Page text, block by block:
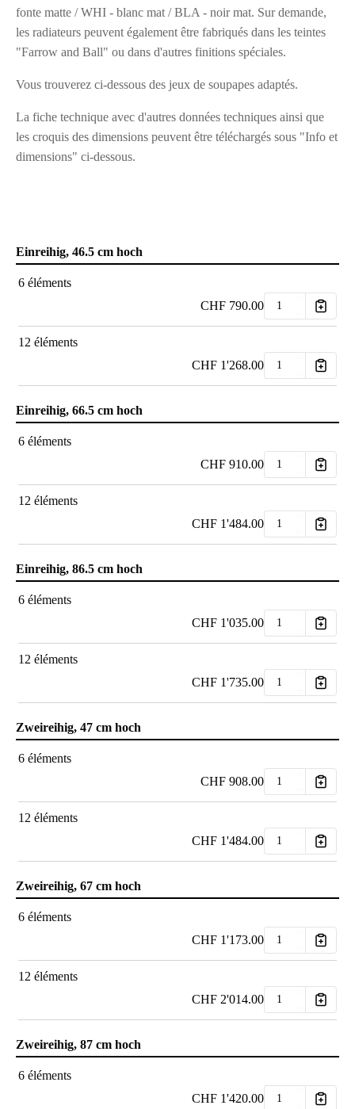
fonte matte / WHI - blanc mat / BLA - noir mat. Sur demande,
les radiateurs peuvent également être fabriqués dans les teintes
"Farrow and Ball" ou dans d'autres finitions spéciales.
Vous trouverez ci-dessous des jeux de soupapes adaptés.
La fiche technique avec d'autres données techniques ainsi que
les croquis des dimensions peuvent être téléchargés sous "Info et
dimensions" ci-dessous.
Einreihig, 46.5 cm hoch
6 éléments
CHF 790.00
12 éléments
CHF 1'268.00
Einreihig, 66.5 cm hoch
6 éléments
CHF 910.00
12 éléments
CHF 1'484.00
Einreihig, 86.5 cm hoch
6 éléments
CHF 1'035.00
12 éléments
CHF 1'735.00
Zweireihig, 47 cm hoch
6 éléments
CHF 908.00
12 éléments
CHF 1'484.00
Zweireihig, 67 cm hoch
6 éléments
CHF 1'173.00
12 éléments
CHF 2'014.00
Zweireihig, 87 cm hoch
6 éléments
CHF 1'420.00